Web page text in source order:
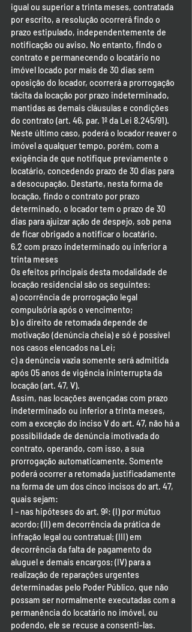
igual ou superior a trinta meses, contratada
por escrito, a resolução ocorrerá findo o
prazo estipulado, independentemente de
notificação ou aviso. No entanto, findo o
contrato e permanecendo o locatário no
imóvel locado por mais de 30 dias sem
oposição do locador, ocorrerá a prorrogação
tácita da locação por prazo indeterminado,
mantidas as demais cláusulas e condições
do contrato (art. 46, par. 1º da Lei 8.245/91).
Neste último caso, poderá o locador reaver o
imóvel a qualquer tempo, porém, com a
exigência de que notifique previamente o
locatário, concedendo prazo de 30 dias para
a desocupação. Destarte, nesta forma de
locação, findo o contrato por prazo
determinado, o locador tem o prazo de 30
dias para ajuizar ação de despejo, sob pena
de ficar obrigado a notificar o locatário.
6.2 com prazo indeterminado ou inferior a
trinta meses
Os efeitos principais desta modalidade de
locação residencial são os seguintes:
a) ocorrência de prorrogação legal
compulsória após o vencimento;
b) o direito de retomada depende de
motivação (denúncia cheia) e só é possível
nos casos elencados na Lei;
c) a denúncia vazia somente será admitida
após 05 anos de vigência ininterrupta da
locação (art. 47, V).
Assim, nas locações avençadas com prazo
indeterminado ou inferior a trinta meses,
com a exceção do inciso V do art. 47, não há a
possibilidade de denúncia imotivada do
contrato, operando, com isso, a sua
prorrogação automaticamente. Somente
poderá ocorrer a retomada justificadamente
na forma de um dos cinco incisos do art. 47,
quais sejam:
I – nas hipóteses do art. 9º: (I) por mútuo
acordo; (II) em decorrência da prática de
infração legal ou contratual; (III) em
decorrência da falta de pagamento do
aluguel e demais encargos; (IV) para a
realização de reparações urgentes
determinadas pelo Poder Público, que não
possam ser normalmente executadas com a
permanência do locatário no imóvel, ou
podendo, ele se recuse a consenti-las.